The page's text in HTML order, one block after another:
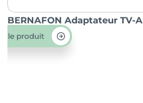
BERNAFON Adaptateur TV-A
le produit